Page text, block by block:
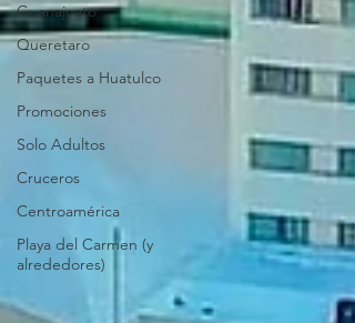
Guanajuato
Queretaro
Paquetes a Huatulco
Promociones
Solo Adultos
Cruceros
Centroamérica
Playa del Carmen (y
alrededores)